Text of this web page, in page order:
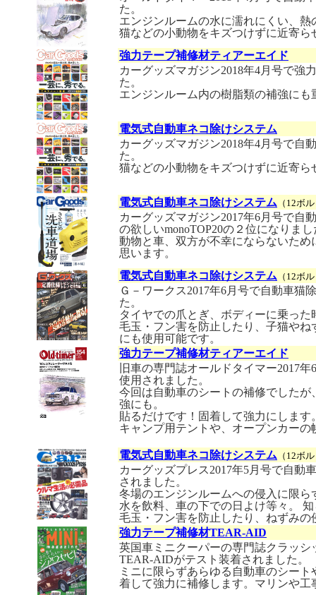
た。
エンジンルームの水に濡れにくい、
猫などの小動物をキズつけずに近寄ら
強力テープ補修材ティアーエイド
カーグッズマガジン2018年4月号で強
た。
エンジンルーム内の樹脂類の補強にも
電気式自動車ネコ除けシステム
カーグッズマガジン2018年4月号で自
た。
猫などの小動物をキズつけずに近寄ら
電気式自動車ネコ除けシステム （12ボ
カーグッズマガジン2017年6月号で自
の欲しいmonoTOP20の２位になりまし
動物と車、双方が不幸にならないた
思います。
電気式自動車ネコ除けシステム （12ボ
Ｇ－ワークス2017年6月号で自動車猫
た。
タイヤでの爪とぎ、ボディーに乗っ
毛玉・フン害を防止したり、子猫や
にも使用可能です。
強力テープ補修材ティアーエイド
旧車の専門誌オールドタイマー2017
使用されました。
今回は自動車のシートの補修でした
強にも。
貼るだけです！固着して強力にします
キャンプ用テントや、オープンカー
電気式自動車ネコ除けシステム （12ボ
カーグッズプレス2017年5月号で自動
されました。
冬場のエンジンルームへの侵入に限
水を飲料、車の下での日よけ等々。
毛玉・フン害を防止したり、ねずみ
強力テープ補修材TEAR-AID
英国車ミニクーパーの専門誌クラッ
TEAR-AIDがテスト装着されました。
ミニに限らずあらゆる自動車のシー
着して強力に補修します。マリンや